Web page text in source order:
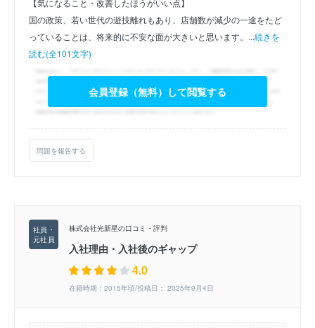
国の政策、若い世代の遊技離れもあり、店舗数が減少の一途をたど
っていることは、将来的に不安な面が大きいと思います。...続きを
読む(全101文字)
会員登録（無料）して閲覧する
問題を報告する
株式会社光新星の口コミ・評判
入社理由・入社後のギャップ
4.0
在籍時期：2015年頃/投稿日： 2025年9月4日